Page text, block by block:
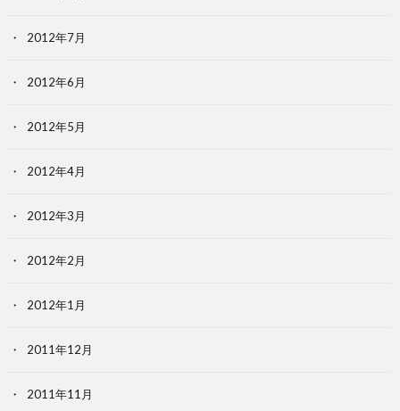
2012年7月
2012年6月
2012年5月
2012年4月
2012年3月
2012年2月
2012年1月
2011年12月
2011年11月